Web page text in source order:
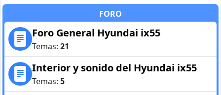
FORO
Foro General Hyundai ix55
Temas: 21
Interior y sonido del Hyundai ix55
Temas: 5